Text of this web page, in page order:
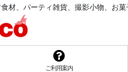
材、パーティ雑貨、撮影小物、お
ご利用案内